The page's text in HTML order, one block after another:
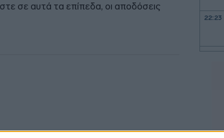
σε αυτά τα επίπεδα, οι αποδόσεις
22:23
22:10